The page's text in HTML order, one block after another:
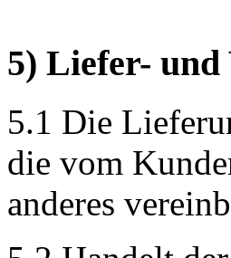
5) Liefer- und
5.1 Die
die vom
anderes